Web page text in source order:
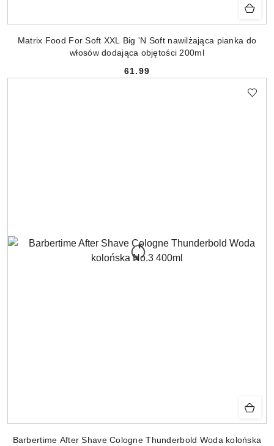
Matrix Food For Soft XXL Big 'N Soft nawilżająca pianka do
włosów dodająca objętości 200ml
Cena:
61.99
Barbertime After Shave Cologne Thunderbold Woda kolońska